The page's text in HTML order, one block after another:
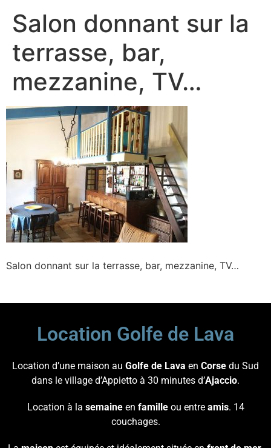
Salon donnant sur la
terrasse, bar,
mezzanine, TV…
Salon donnant sur la terrasse, bar, mezzanine, TV…
Location Golfe de Lava
Location d’une maison au Golfe de Lava en Corse du Sud
dans le village d’Appietto à 30 minutes d’Ajaccio.
Location à la semaineen familleou entre amis. 14
couchages.